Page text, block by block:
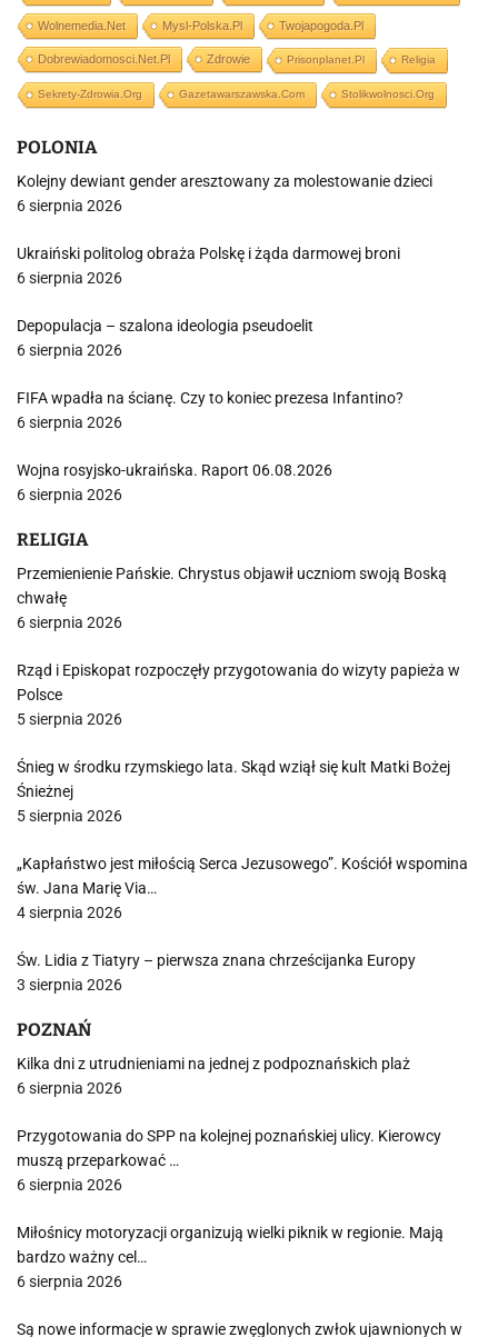
Wolnemedia.net Mysl-Polska.pl Twojapogoda.pl
Dobrewiadomosci.net.pl Zdrowie Prisonplanet.pl Religia
Sekrety-Zdrowia.org Gazetawarszawska.com Stolikwolnosci.org
POLONIA
Kolejny dewiant gender aresztowany za molestowanie dzieci
6 sierpnia 2026
Ukraiński politolog obraża Polskę i żąda darmowej broni
6 sierpnia 2026
Depopulacja – szalona ideologia pseudoelit
6 sierpnia 2026
FIFA wpadła na ścianę. Czy to koniec prezesa Infantino?
6 sierpnia 2026
Wojna rosyjsko-ukraińska. Raport 06.08.2026
6 sierpnia 2026
RELIGIA
Przemienienie Pańskie. Chrystus objawił uczniom swoją Boską
chwałę
6 sierpnia 2026
Rząd i Episkopat rozpoczęły przygotowania do wizyty papieża w
Polsce
5 sierpnia 2026
Śnieg w środku rzymskiego lata. Skąd wziął się kult Matki Bożej
Śnieżnej
5 sierpnia 2026
„Kapłaństwo jest miłością Serca Jezusowego”. Kościół wspomina
św. Jana Marię Via…
4 sierpnia 2026
Św. Lidia z Tiatyry – pierwsza znana chrześcijanka Europy
3 sierpnia 2026
POZNAŃ
Kilka dni z utrudnieniami na jednej z podpoznańskich plaż
6 sierpnia 2026
Przygotowania do SPP na kolejnej poznańskiej ulicy. Kierowcy
muszą przeparkować …
6 sierpnia 2026
Miłośnicy motoryzacji organizują wielki piknik w regionie. Mają
bardzo ważny cel…
6 sierpnia 2026
Są nowe informacje w sprawie zwęglonych zwłok ujawnionych w